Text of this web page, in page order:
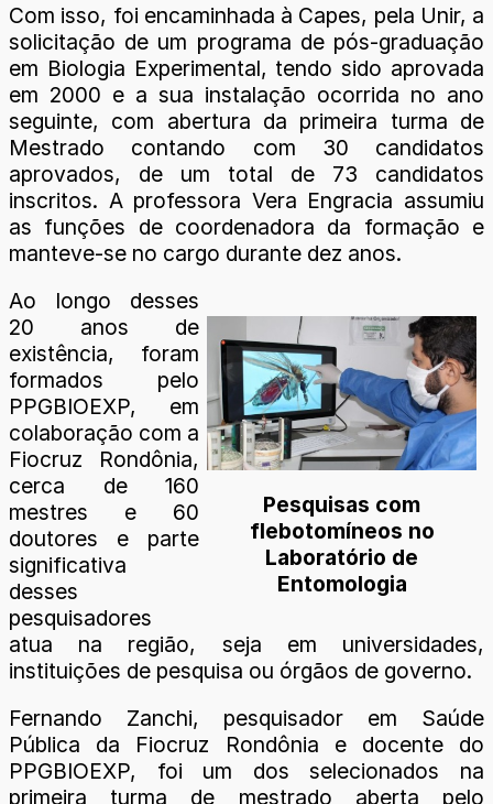
Com isso, foi encaminhada à Capes, pela Unir, a
solicitação de um programa de pós-graduação
em Biologia Experimental, tendo sido aprovada
em 2000 e a sua instalação ocorrida no ano
seguinte, com abertura da primeira turma de
Mestrado contando com 30 candidatos
aprovados, de um total de 73 candidatos
inscritos. A professora Vera Engracia assumiu
as funções de coordenadora da formação e
manteve-se no cargo durante dez anos.
Pesquisas com
flebotomíneos no
Laboratório de
Entomologia
Ao longo desses
20 anos de
existência, foram
formados pelo
PPGBIOEXP, em
colaboração com a
Fiocruz Rondônia,
cerca de 160
mestres e 60
doutores e parte
significativa
desses
pesquisadores
atua na região, seja em universidades,
instituições de pesquisa ou órgãos de governo.
Fernando Zanchi, pesquisador em Saúde
Pública da Fiocruz Rondônia e docente do
PPGBIOEXP, foi um dos selecionados na
primeira turma de mestrado aberta pelo